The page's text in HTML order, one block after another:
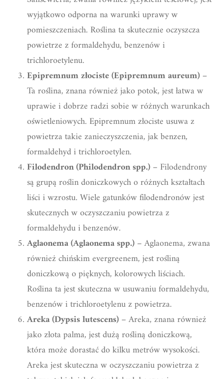
wyjątkowo odporna na warunki uprawy w
pomieszczeniach. Roślina ta skutecznie oczyszcza
powietrze z formaldehydu, benzenów i
trichloroetylenu.
Epipremnum złociste (Epipremnum aureum)–
Ta roślina, znana również jako potok, jest łatwa w
uprawie i dobrze radzi sobie w różnych warunkach
oświetleniowych. Epipremnum złociste usuwa z
powietrza takie zanieczyszczenia, jak benzen,
formaldehyd i trichloroetylen.
Filodendron (Philodendron spp.)– Filodendrony
są grupą roślin doniczkowych o różnych kształtach
liści i wzrostu. Wiele gatunków filodendronów jest
skutecznych w oczyszczaniu powietrza z
formaldehydu i benzenów.
Aglaonema (Aglaonema spp.)– Aglaonema, zwana
również chińskim evergreenem, jest rośliną
doniczkową o pięknych, kolorowych liściach.
Roślina ta jest skuteczna w usuwaniu formaldehydu,
benzenów i trichloroetylenu z powietrza.
Areka (Dypsis lutescens)– Areka, znana również
jako złota palma, jest dużą rośliną doniczkową,
która może dorastać do kilku metrów wysokości.
Areka jest skuteczna w oczyszczaniu powietrza z